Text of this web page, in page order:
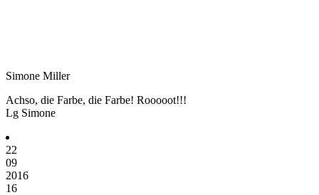
Simone Miller
Achso, die Farbe, die Farbe! Rooooot!!!
Lg Simone
22
09
2016
16